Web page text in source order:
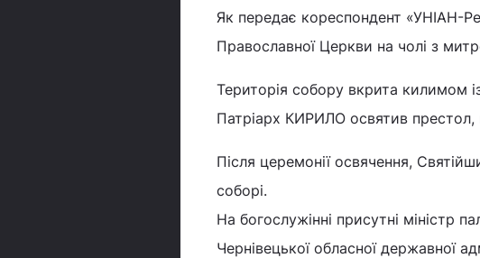
Як передає кореспондент «УНІАН-
Православної Церкви на чолі з
Територія собору вкрита килимом із
Патріарх КИРИЛО освятив престол,
Після церемонії освячення,
соборі.
На богослужінні присутні міністр
Чернівецької обласної державної